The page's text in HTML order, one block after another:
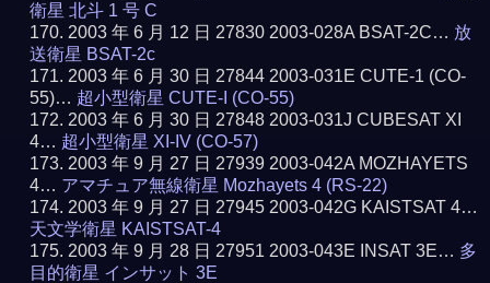
衛星 北斗 1 号 C
2003 年 6 月 12 日 27830 2003-028A BSAT-2C… 放
送衛星 BSAT-2c
2003 年 6 月 30 日 27844 2003-031E CUTE-1 (CO-
55)… 超小型衛星 CUTE-I (CO-55)
2003 年 6 月 30 日 27848 2003-031J CUBESAT XI
4… 超小型衛星 XI-IV (CO-57)
2003 年 9 月 27 日 27939 2003-042A MOZHAYETS
4… アマチュア無線衛星 Mozhayets 4 (RS-22)
2003 年 9 月 27 日 27945 2003-042G KAISTSAT 4…
天文学衛星 KAISTSAT-4
2003 年 9 月 28 日 27951 2003-043E INSAT 3E… 多
目的衛星 インサット 3E